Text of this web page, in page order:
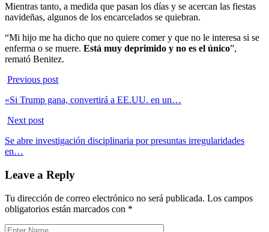
Mientras tanto, a medida que pasan los días y se acercan las fiestas
navideñas, algunos de los encarcelados se quiebran.
“Mi hijo me ha dicho que no quiere comer y que no le interesa si se
enferma o se muere. Está muy deprimido y no es el único”,
remató Benitez.
Previous post
«Si Trump gana, convertirá a EE.UU. en un…
Next post
Se abre investigación disciplinaria por presuntas irregularidades
en…
Leave a Reply
Tu dirección de correo electrónico no será publicada. Los campos
obligatorios están marcados con *